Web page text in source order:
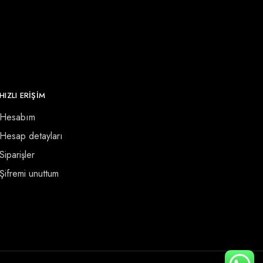
HIZLI ERİŞİM
Hesabım
Hesap detayları
Siparişler
Şifremi unuttum